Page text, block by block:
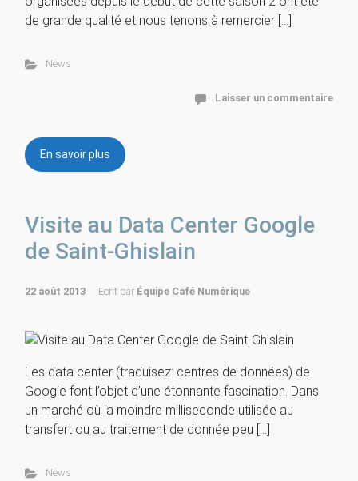
de grande qualité et nous tenons à remercier […]
News
Laisser un commentaire
En savoir plus
Visite au Data Center Google
de Saint-Ghislain
22 août 2013 Ecrit par Équipe Café Numérique
Les data center (traduisez: centres de données) de
Google font l’objet d’une étonnante fascination. Dans
un marché où la moindre milliseconde utilisée au
transfert ou au traitement de donnée peu […]
News